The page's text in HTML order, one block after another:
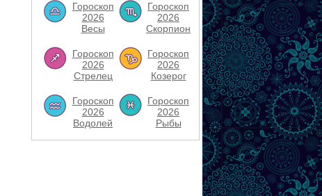
Гороскоп
2026
Весы
Гороскоп
2026
Скорпион
Гороскоп
2026
Стрелец
Гороскоп
2026
Козерог
Гороскоп
2026
Водолей
Гороскоп
2026
Рыбы